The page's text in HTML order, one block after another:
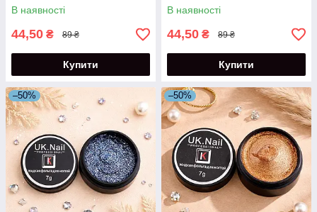
В наявності
44,50 ₴ 89 ₴
Купити
В наявності
44,50 ₴ 89 ₴
Купити
–50% –50%